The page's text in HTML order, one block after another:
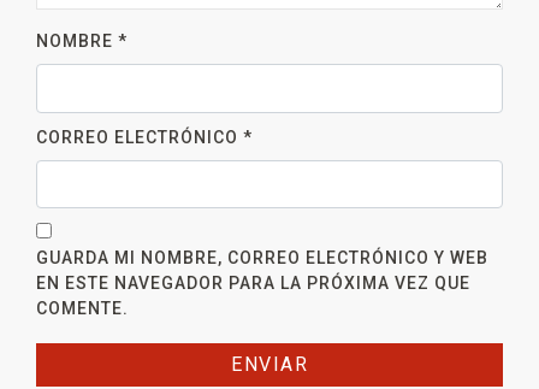
NOMBRE *
CORREO ELECTRÓNICO *
GUARDA MI NOMBRE, CORREO ELECTRÓNICO Y WEB
EN ESTE NAVEGADOR PARA LA PRÓXIMA VEZ QUE
COMENTE.